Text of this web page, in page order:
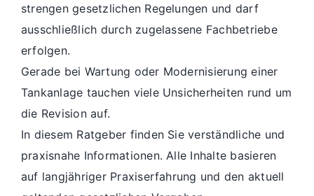
strengen gesetzlichen Regelungen und darf
ausschließlich durch zugelassene Fachbetriebe
erfolgen.
Gerade bei Wartung oder Modernisierung einer
Tankanlage tauchen viele Unsicherheiten rund um
die Revision auf.
In diesem Ratgeber finden Sie verständliche und
praxisnahe Informationen. Alle Inhalte basieren
auf langjähriger Praxiserfahrung und den aktuell